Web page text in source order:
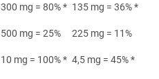
300 mg = 80% * 135 mg = 36% *
500 mg = 25% 225 mg = 11%
10 mg = 100% * 4,5 mg = 45% *